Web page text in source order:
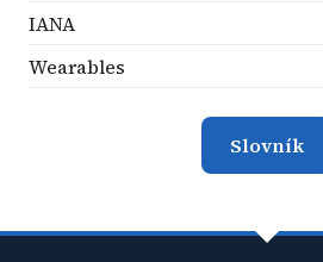
IANA
Wearables
Slovník